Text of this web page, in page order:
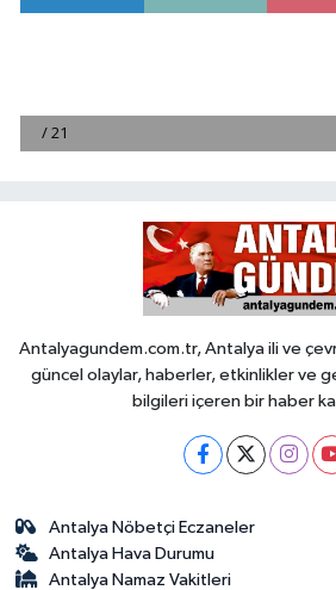
Antalyagundem.com.tr, Antalya ili ve
güncel olaylar, haberler, etkinlikler ve
bilgileri içeren bir haber
Antalya Nöbetçi Eczaneler
Antalya Hava Durumu
Antalya Namaz Vakitleri